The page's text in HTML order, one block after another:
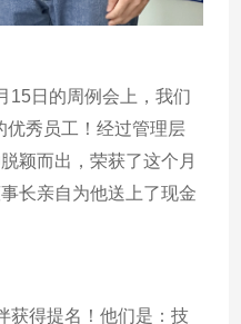
15日的周例会上，我们
优秀员工！经过管理层
颖而出，荣获了这个月
长亲自为他送上了现金
获得提名！他们是：技